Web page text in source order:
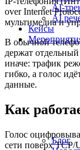
AI-
AI
Кейсы
Блог
over Internet
мультимедиа и
В обычной
держат
иначе: трафик
гибко, а голос
данные.
Как
Голос
сети поверх TCP/